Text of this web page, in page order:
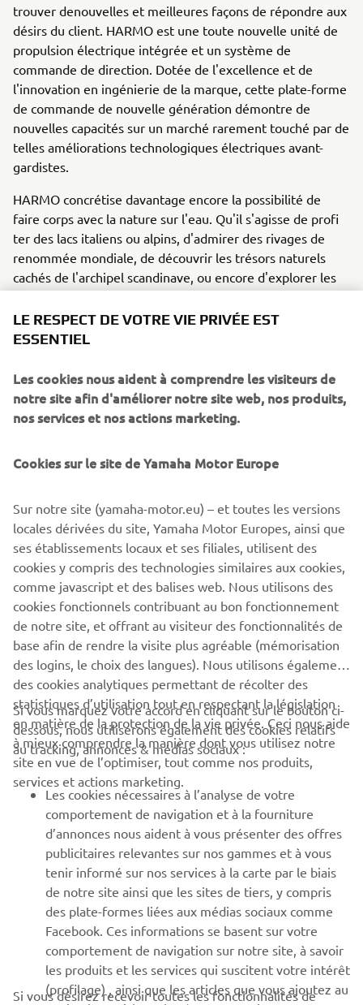
trouver denouvelles et meilleures façons de répondre aux
désirs du client. HARMO est une toute nouvelle unité de
propulsion électrique intégrée et un système de
commande de direction. Dotée de l'excellence et de
l'innovation en ingénierie de la marque, cette plate-forme
de commande de nouvelle génération démontre de
nouvelles capacités sur un marché rarement touché par de
telles améliorations technologiques électriques avant-
gardistes.
HARMO concrétise davantage encore la possibilité de
faire corps avec la nature sur l'eau. Qu'il s'agisse de profi
ter des lacs italiens ou alpins, d'admirer des rivages de
renommée mondiale, de découvrir les trésors naturels
cachés de l'archipel scandinave, ou encore d'explorer les
souple, à la fois en eau douce et en eau salée, afi n que
vous puissiez vraiment communier paisiblement avec
Il s'agit d'un ensemble technologique intelligent de bout
en bout composé d'une unité de propulsion électrique,
d'un boîtier à distance et d'un joystick pour un
rent une nouvelle dimension à votre plaisir de l'eau, étant
pleinement et sans être dérangé, des sons de la nature.
EN SAVOIR PLUS
CORPORATE
BUSINESS
PLUS YAMAHA
SUPPORT
NEWSLETTER
Découvrez en exclusivité les dernières offres, les événements
spéciaux, les nouveautés et bien plus encore
LE RESPECT DE VOTRE VIE PRIVÉE EST
ESSENTIEL
Les cookies nous aident à comprendre les visiteurs de
notre site afin d'améliorer notre site web, nos produits,
nos services et nos actions marketing.
Cookies sur le site de Yamaha Motor Europe
Sur notre site (yamaha-motor.eu) – et toutes les versions
locales dérivées du site, Yamaha Motor Europes, ainsi que
ses établissements locaux et ses filiales, utilisent des
cookies y compris des technologies similaires aux cookies,
comme javascript et des balises web. Nous utilisons des
cookies fonctionnels contribuant au bon fonctionnement
de notre site, et offrant au visiteur des fonctionnalités de
base afin de rendre la visite plus agréable (mémorisation
des logins, le choix des langues). Nous utilisons également
des cookies analytiques permettant de récolter des
statistiques d’utilisation tout en respectant la législation
en matière de la protection de la vie privée. Ceci nous aide
à mieux comprendre la manière dont vous utilisez notre
site en vue de l’optimiser, tout comme nos produits,
services et actions marketing.
Si vous marquez votre accord en cliquant sur le bouton ci-
dessous, nous utiliserons également des cookies relatifs
au tracking, annonces & médias sociaux :
Les cookies nécessaires à l’analyse de votre
comportement de navigation et à la fourniture
d’annonces nous aident à vous présenter des offres
publicitaires relevantes sur nos gammes et à vous
tenir informé sur nos services à la carte par le biais
de notre site ainsi que les sites de tiers, y compris
des plate-formes liées aux médias sociaux comme
Facebook. Ces informations se basent sur votre
comportement de navigation sur notre site, à savoir
les produits et les services qui suscitent votre intérêt
(profilage) , ainsi que les articles que vous ajoutez au
Si vous désirez recevoir toutes les fonctionnalités de